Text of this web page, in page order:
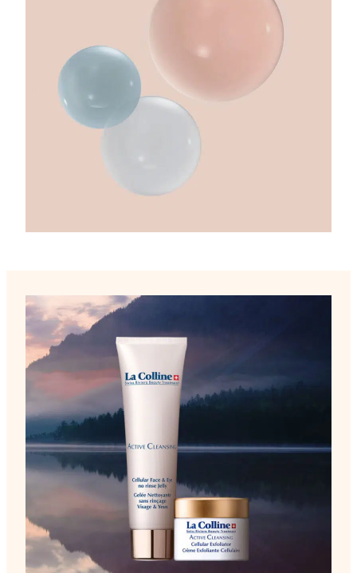
LACTYLATE • TRITICUM VULGARE (WHEAT) GERM
EXTRACT • PLANTAGO LANCEOLATA LEAF EXTRACT •
SODIUM BENZOATE • NYMPHAEA ALBA ROOT EXTRACT
• VIOLA TRICOLOR EXTRACT • DIPOTASSIUM
PHOSPHATE • CITRIC ACID • CERAMIDE NP •
POTASSIUM SORBATE • PVP • CERAMIDE AP •
PHYTOSPHINGOSINE • CHOLESTEROL • DISODIUM EDTA
veuillez-vous reporter également à la liste d’ingrédients qui